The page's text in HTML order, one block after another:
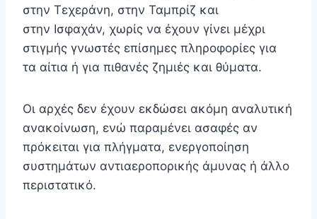
στην Τεχεράνη, στην Ταμπρίζ και
στην Ισφαχάν, χωρίς να έχουν γίνει μέχρι
στιγμής γνωστές επίσημες πληροφορίες για
τα αίτια ή για πιθανές ζημιές και θύματα.
Οι αρχές δεν έχουν εκδώσει ακόμη αναλυτική
ανακοίνωση, ενώ παραμένει ασαφές αν
πρόκειται για πλήγματα, ενεργοποίηση
συστημάτων αντιαεροπορικής άμυνας ή άλλο
περιστατικό.